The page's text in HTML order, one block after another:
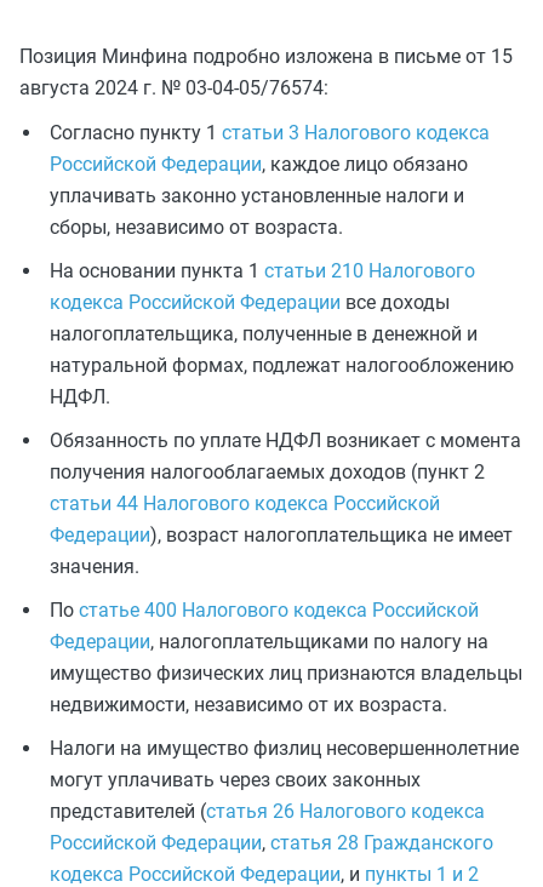
Позиция Минфина подробно изложена в письме от 15
августа 2024 г. № 03-04-05/76574:
Согласно пункту 1 статьи 3 Налогового кодекса
Российской Федерации, каждое лицо обязано
уплачивать законно установленные налоги и
сборы, независимо от возраста.
На основании пункта 1 статьи 210 Налогового
кодекса Российской Федерации все доходы
налогоплательщика, полученные в денежной и
натуральной формах, подлежат налогообложению
НДФЛ.
Обязанность по уплате НДФЛ возникает с момента
получения налогооблагаемых доходов (пункт 2
статьи 44 Налогового кодекса Российской
Федерации), возраст налогоплательщика не имеет
значения.
По статье 400 Налогового кодекса Российской
Федерации, налогоплательщиками по налогу на
имущество физических лиц признаются владельцы
недвижимости, независимо от их возраста.
Налоги на имущество физлиц несовершеннолетние
могут уплачивать через своих законных
представителей (статья 26 Налогового кодекса
Российской Федерации, статья 28 Гражданского
кодекса Российской Федерации, и пункты 1 и 2